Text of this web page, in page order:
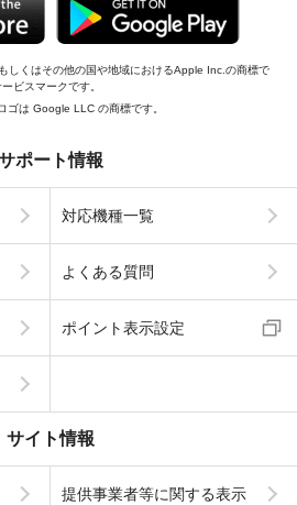
しくはその他の国や地域におけるApple Inc.の商標で
ビスマークです。
は Google LLC の商標です。
ポート情報
対応機種一覧
よくある質問
ポイント表示設定
サイト情報
提供事業者等に関する表示